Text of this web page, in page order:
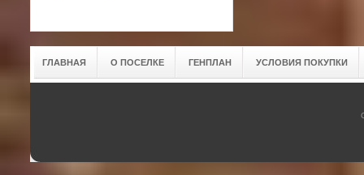
ГЛАВНАЯ О ПОСЕЛКЕ ГЕНПЛАН УСЛОВИЯ ПОКУПКИ